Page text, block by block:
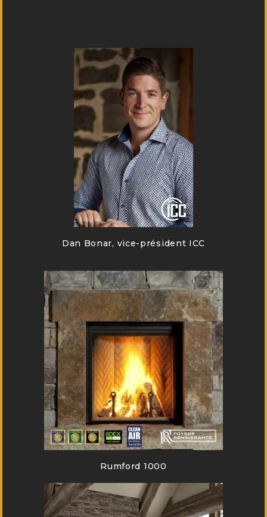
Dan Bonar, vice-président ICC
Rumford 1000